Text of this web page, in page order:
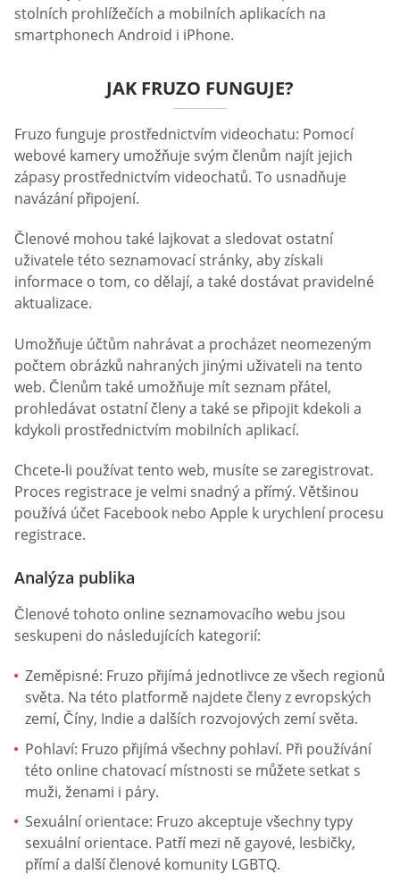
stolních prohlížečích a mobilních aplikacích na
smartphonech Android i iPhone.
JAK FRUZO FUNGUJE?
Fruzo funguje prostřednictvím videochatu: Pomocí
webové kamery umožňuje svým členům najít jejich
zápasy prostřednictvím videochatů. To usnadňuje
navázání připojení.
Členové mohou také lajkovat a sledovat ostatní
uživatele této seznamovací stránky, aby získali
informace o tom, co dělají, a také dostávat pravidelné
aktualizace.
Umožňuje účtům nahrávat a procházet neomezeným
počtem obrázků nahraných jinými uživateli na tento
web. Členům také umožňuje mít seznam přátel,
prohledávat ostatní členy a také se připojit kdekoli a
kdykoli prostřednictvím mobilních aplikací.
Chcete-li používat tento web, musíte se zaregistrovat.
Proces registrace je velmi snadný a přímý. Většinou
používá účet Facebook nebo Apple k urychlení procesu
registrace.
Analýza publika
Členové tohoto online seznamovacího webu jsou
seskupeni do následujících kategorií:
Zeměpisné: Fruzo přijímá jednotlivce ze všech regionů
světa. Na této platformě najdete členy z evropských
zemí, Číny, Indie a dalších rozvojových zemí světa.
Pohlaví: Fruzo přijímá všechny pohlaví. Při používání
této online chatovací místnosti se můžete setkat s
muži, ženami i páry.
Sexuální orientace: Fruzo akceptuje všechny typy
sexuální orientace. Patří mezi ně gayové, lesbičky,
přímí a další členové komunity LGBTQ.